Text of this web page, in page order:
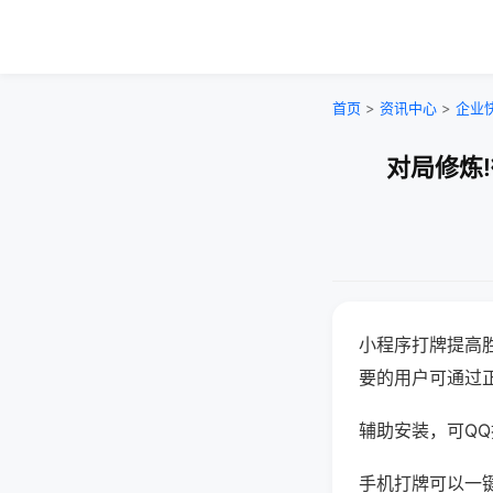
首页 > 资讯中心 > 企业
对局修炼
小程序打牌提高
要的用户可通过
辅助安装，可
手机打牌可以一